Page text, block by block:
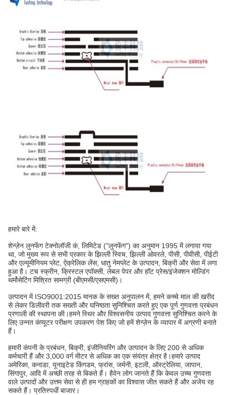
हमारे बारे में:
शेन्ज़ेन लुनफेंग टेक्नोलॉजी कं, लिमिटेड ("लुनफेंग") का अनुमान 1995 में लगाया गया
था, जो मुख्य रूप से सभी प्रकार के झिल्ली स्विच, झिल्ली ओवरले, पीसी, पीवीसी, पीईटी
और एल्यूमीनियम प्लेट, ऐक्रेलिक लेंस, धातु नेमप्लेट के उत्पादन, बिक्री और सेवा में लगा
हुआ है। टच स्क्रीन, क्रिस्टल एपॉक्सी, लेबल पेपर और हॉट प्रेस/इंजेक्शन मोल्डिंग
थर्मोसेटिंग मिश्रित सामग्री (बीएमसी/एसएमसी)।
उत्पादन में ISO9001:2015 मानक के सख्त अनुपालन में, हमने कच्चे माल की खरीद
से लेकर डिलीवरी तक सख्ती और घनिष्ठता सुनिश्चित करते हुए एक पूर्ण गुणवत्ता प्रबंधन
प्रणाली की स्थापना की।हमने स्थिर और विश्वसनीय उत्पाद गुणवत्ता सुनिश्चित करने के
लिए उन्नत कंप्यूटर परीक्षण उपकरण पेश किए जो हमें शेन्ज़ेन के व्यापार में अग्रणी बनाते
हैं।
हमारी कंपनी के प्रबंधन, बिक्री, इंजीनियरिंग और उत्पादन के लिए 200 से अधिक
कर्मचारी हैं और 3,000 वर्ग मीटर से अधिक का एक संयंत्र क्षेत्र है।हमारे उत्पाद
अमेरिका, कनाडा, यूनाइटेड किंगडम, फ्रांस, जर्मनी, इटली, ऑस्ट्रेलिया, जापान,
सिंगापुर, आदि में अच्छी तरह से बिकते हैं। हैवेन लोग जानते हैं कि केवल उच्च गुणवत्ता
वाले उत्पादों और उत्तम सेवा से ही हम ग्राहकों का विश्वास जीत सकते हैं और अजेय रह
सकते हैं। प्रतिस्पर्धी बाजार।